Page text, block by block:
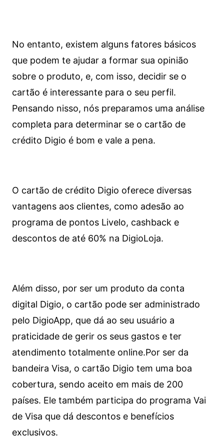
No entanto, existem alguns fatores básicos
que podem te ajudar a formar sua opinião
sobre o produto, e, com isso, decidir se o
cartão é interessante para o seu perfil.
Pensando nisso, nós preparamos uma análise
completa para determinar se o cartão de
crédito Digio é bom e vale a pena.
O cartão de crédito Digio oferece diversas
vantagens aos clientes, como adesão ao
programa de pontos Livelo, cashback e
descontos de até 60% na DigioLoja.
Além disso, por ser um produto da conta
digital Digio, o cartão pode ser administrado
pelo DigioApp, que dá ao seu usuário a
praticidade de gerir os seus gastos e ter
atendimento totalmente online.Por ser da
bandeira Visa, o cartão Digio tem uma boa
cobertura, sendo aceito em mais de 200
países. Ele também participa do programa Vai
de Visa que dá descontos e benefícios
exclusivos.